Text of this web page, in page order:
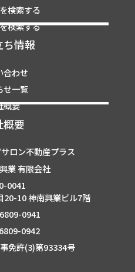
検索する
検索する
ち情報
合わせ
せ一覧
概要
概要
ロン不動産プラス
業 有限会社
0041
20-10 神南興業ビル7階
0941
0942
免許(3)第93334号